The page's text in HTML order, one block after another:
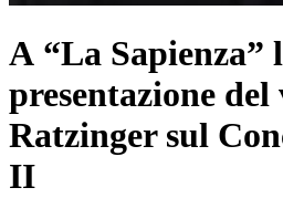
A “La Sapienza”
presentazione
Ratzinger sul
II